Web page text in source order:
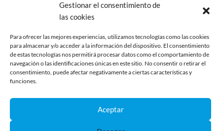
Gestionar el consentimiento de
las cookies
Para ofrecer las mejores experiencias, utilizamos tecnologías como las cookies
para almacenar y/o acceder a la información del dispositivo. El consentimiento
de estas tecnologías nos permitirá procesar datos como el comportamiento de
navegación o las identificaciones únicas en este sitio. No consentir o retirar el
consentimiento, puede afectar negativamente a ciertas características y
funciones.
Aceptar
Aviso Legal
Política de privacidad
Política de cookies
Términos y condiciones de compra
Reclamaciones y desestimiento